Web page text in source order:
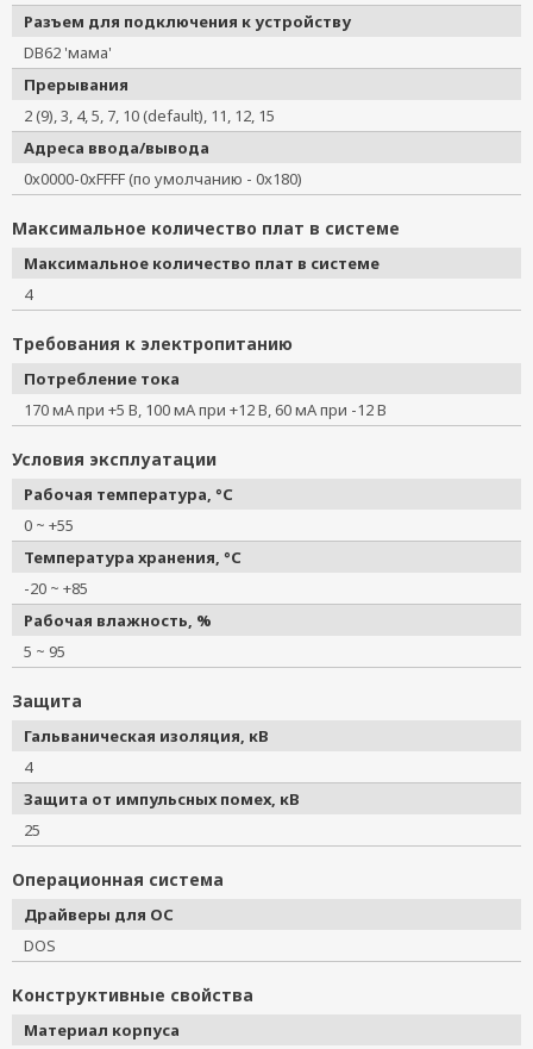
Разъем для подключения к устройству
DB62 'мама'
Прерывания
2 (9), 3, 4, 5, 7, 10 (default), 11, 12, 15
Адреса ввода/вывода
0х0000-0хFFFF (по умолчанию - 0x180)
Максимальное количество плат в системе
Максимальное количество плат в системе
4
Требования к электропитанию
Потребление тока
170 мА при +5 В, 100 мА при +12 В, 60 мА при -12 В
Условия эксплуатации
Рабочая температура, °C
0 ~ +55
Температура хранения, °C
-20 ~ +85
Рабочая влажность, %
5 ~ 95
Защита
Гальваническая изоляция, кВ
4
Защита от импульсных помех, кВ
25
Операционная система
Драйверы для ОС
DOS
Конструктивные свойства
Материал корпуса